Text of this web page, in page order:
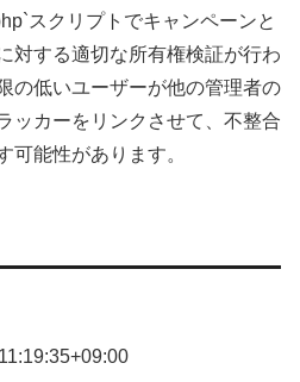
スクリプトでキャンペーンと
対する適切な所有権検証が行わ
の低いユーザーが他の管理者の
ッカーをリンクさせて、不整合
可能性があります。